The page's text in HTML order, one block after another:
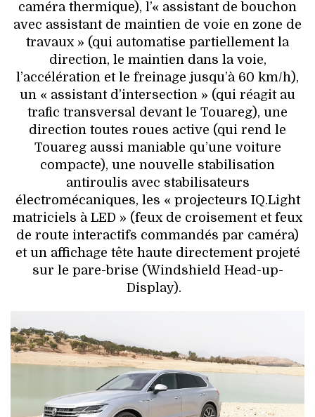
caméra thermique), l’« assistant de bouchon
avec assistant de maintien de voie en zone de
travaux » (qui automatise partiellement la
direction, le maintien dans la voie,
l’accélération et le freinage jusqu’à 60 km/h),
un « assistant d’intersection » (qui réagit au
trafic transversal devant le Touareg), une
direction toutes roues active (qui rend le
Touareg aussi maniable qu’une voiture
compacte), une nouvelle stabilisation
antiroulis avec stabilisateurs
électromécaniques, les « projecteurs IQ.Light
matriciels à LED » (feux de croisement et feux
de route interactifs commandés par caméra)
et un affichage tête haute directement projeté
sur le pare-brise (Windshield Head-up-
Display).